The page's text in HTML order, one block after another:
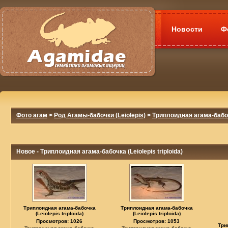
Новости
Фото агам > Род Агамы-бабочки (Leiolepis) > Триплоидная агама-
Новое - Триплоидная агама-бабочка (Leiolepis triploida)
Триплоидная агама-бабочка
(Leiolepis triploida)
Просмотров: 1026
Триплоидная агама-бабочка
(Leiolepis triploida)
Просмотров: 1053